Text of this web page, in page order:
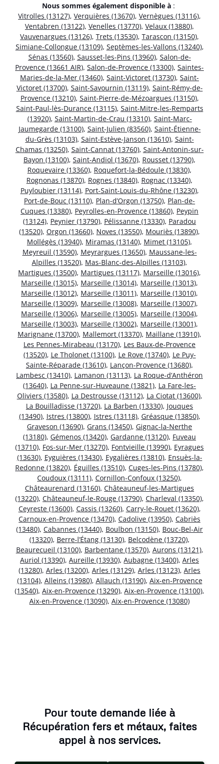
Nous sommes également disponible à :
Vitrolles (13127), Verquières (13670), Vernègues (13116),
Ventabren (13122), Venelles (13770), Velaux (13880),
Vauvenargues (13126), Trets (13530), Tarascon (13150),
Simiane-Collongue (13109), Septèmes-les-Vallons (13240),
Sénas (13560), Sausset-les-Pins (13960), Salon-de-
Provence (13661 AIR), Salon-de-Provence (13300), Saintes-
Maries-de-la-Mer (13460), Saint-Victoret (13730), Saint-
Victoret (13700), Saint-Savournin (13119), Saint-Rémy-de-
Provence (13210), Saint-Pierre-de-Mézoargues (13150),
Saint-Paul-lès-Durance (13115), Saint-Mitre-les-Remparts
(13920), Saint-Martin-de-Crau (13310), Saint-Marc-
Jaumegarde (13100), Saint-Julien (83560), Saint-Étienne-
du-Grès (13103), Saint-Estève-Janson (13610), Saint-
Chamas (13250), Saint-Cannat (13760), Saint-Antonin-sur-
Bayon (13100), Saint-Andiol (13670), Rousset (13790),
Roquevaire (13360), Roquefort-la-Bédoule (13830),
Rognonas (13870), Rognes (13840), Rognac (13340),
Puyloubier (13114), Port-Saint-Louis-du-Rhône (13230),
Port-de-Bouc (13110), Plan-d’Orgon (13750), Plan-de-
Cuques (13380), Peyrolles-en-Provence (13860), Peypin
(13124), Peynier (13790), Pélissanne (13330), Paradou
(13520), Orgon (13660), Noves (13550), Mouriès (13890),
Mollégès (13940), Miramas (13140), Mimet (13105),
Meyreuil (13590), Meyrargues (13650), Maussane-les-
Alpilles (13520), Mas-Blanc-des-Alpilles (13103),
Martigues (13500), Martigues (13117), Marseille (13016),
Marseille (13015), Marseille (13014), Marseille (13013),
Marseille (13012), Marseille (13011), Marseille (13010),
Marseille (13009), Marseille (13008), Marseille (13007),
Marseille (13006), Marseille (13005), Marseille (13004),
Marseille (13003), Marseille (13002), Marseille (13001),
Marignane (13700), Mallemort (13370), Maillane (13910),
Les Pennes-Mirabeau (13170), Les Baux-de-Provence
(13520), Le Tholonet (13100), Le Rove (13740), Le Puy-
Sainte-Réparade (13610), Lançon-Provence (13680),
Lambesc (13410), Lamanon (13113), La Roque-d’Anthéron
(13640), La Penne-sur-Huveaune (13821), La Fare-les-
Oliviers (13580), La Destrousse (13112), La Ciotat (13600),
La Bouilladisse (13720), La Barben (13330), Jouques
(13490), Istres (13800), Istres (13118), Gréasque (13850),
Graveson (13690), Grans (13450), Gignac-la-Nerthe
(13180), Gémenos (13420), Gardanne (13120), Fuveau
(13710), Fos-sur-Mer (13270), Fontvieille (13990), Eyragues
(13630), Eyguières (13430), Eygalières (13810), Ensuès-la-
Redonne (13820), Éguilles (13510), Cuges-les-Pins (13780),
Coudoux (13111), Cornillon-Confoux (13250),
Châteaurenard (13160), Châteauneuf-les-Martigues
(13220), Châteauneuf-le-Rouge (13790), Charleval (13350),
Ceyreste (13600), Cassis (13260), Carry-le-Rouet (13620),
Carnoux-en-Provence (13470), Cadolive (13950), Cabriès
(13480), Cabannes (13440), Boulbon (13150), Bouc-Bel-Air
(13320), Berre-l’Étang (13130), Belcodène (13720),
Beaurecueil (13100), Barbentane (13570), Aurons (13121),
Auriol (13390), Aureille (13930), Aubagne (13400), Arles
(13280), Arles (13200), Arles (13129), Arles (13123), Arles
(13104), Alleins (13980), Allauch (13190), Aix-en-Provence
(13540), Aix-en-Provence (13290), Aix-en-Provence (13100),
Aix-en-Provence (13090), Aix-en-Provence (13080)
Pour toute demande liée à
Récupération fers et métaux, faites
appel à nos services.